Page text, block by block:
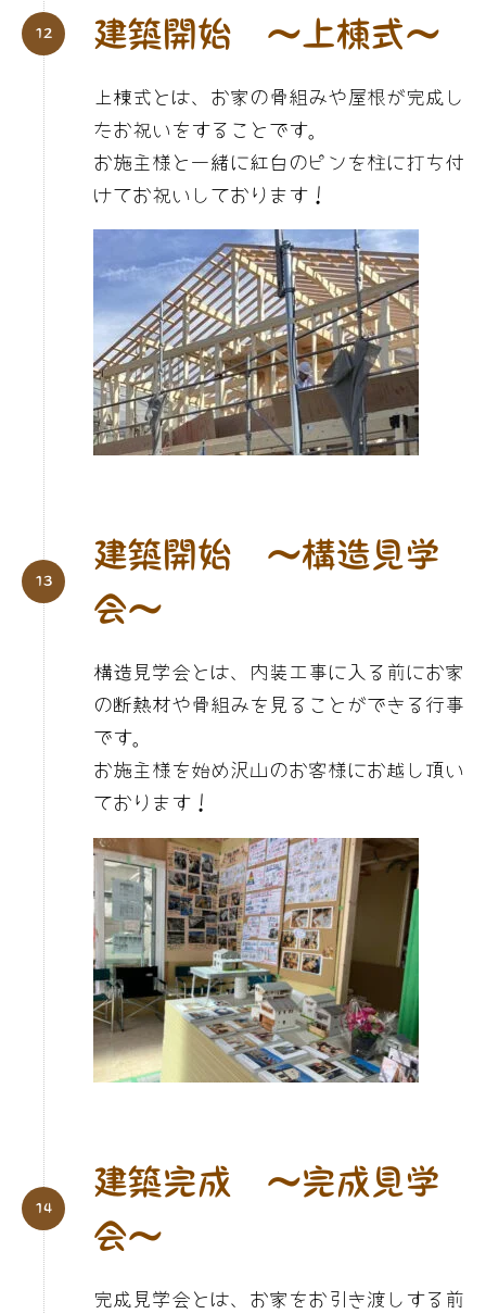
建築開始 〜上棟式〜
上棟式とは、お家の骨組みや屋根が完成し
たお祝いをすることです。
お施主様と一緒に紅白のピンを柱に打ち付
けてお祝いしております！
建築開始 〜構造見学
会〜
構造見学会とは、内装工事に入る前にお家
の断熱材や骨組みを見ることができる行事
です。
お施主様を始め沢山のお客様にお越し頂い
ております！
建築完成 〜完成見学
会〜
完成見学会とは、お家をお引き渡しする前